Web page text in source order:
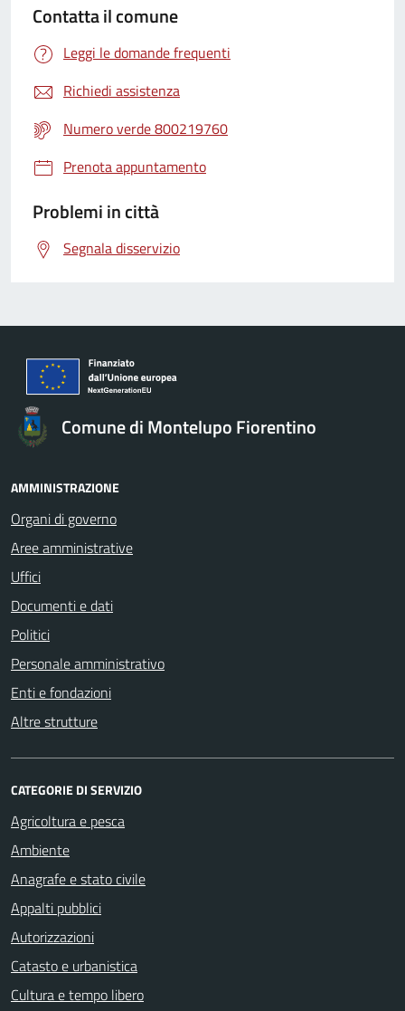
Contatta il comune
Leggi le domande frequenti
Richiedi assistenza
Numero verde 800219760
Prenota appuntamento
Problemi in città
Segnala disservizio
Comune di Montelupo Fiorentino
AMMINISTRAZIONE
Organi di governo
Aree amministrative
Uffici
Documenti e dati
Politici
Personale amministrativo
Enti e fondazioni
Altre strutture
CATEGORIE DI SERVIZIO
Agricoltura e pesca
Ambiente
Anagrafe e stato civile
Appalti pubblici
Autorizzazioni
Catasto e urbanistica
Cultura e tempo libero